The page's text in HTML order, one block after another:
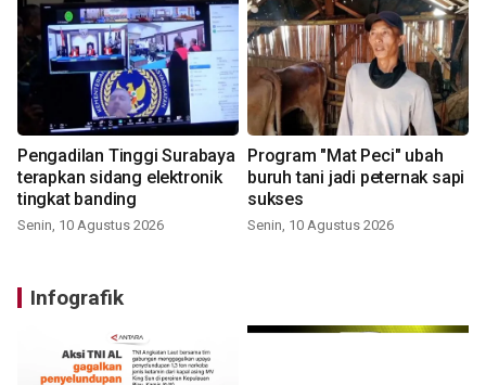
Pengadilan Tinggi Surabaya
terapkan sidang elektronik
tingkat banding
Senin, 10 Agustus 2026
Program "Mat Peci" ubah
buruh tani jadi peternak sapi
sukses
Senin, 10 Agustus 2026
Infografik